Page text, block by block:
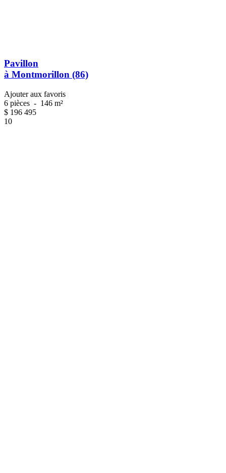
Pavillon
à Montmorillon (86)
Ajouter aux favoris
6 pièces - 146 m²
$ 196 495
10